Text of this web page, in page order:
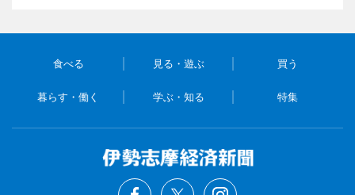
食べる 見る・遊ぶ 買う
暮らす・働く 学ぶ・知る 特集